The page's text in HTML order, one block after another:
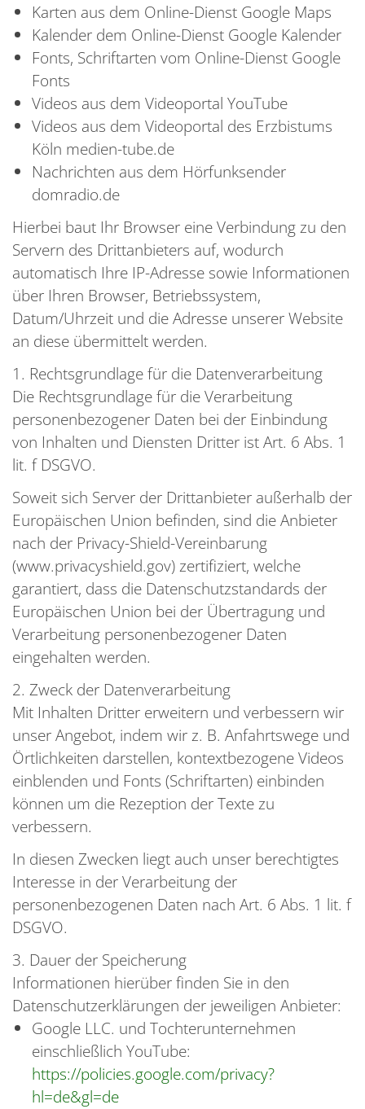
Karten aus dem Online-Dienst Google Maps
Kalender dem Online-Dienst Google Kalender
Fonts, Schriftarten vom Online-Dienst Google
Fonts
Videos aus dem Videoportal YouTube
Videos aus dem Videoportal des Erzbistums
Köln medien-tube.de
Nachrichten aus dem Hörfunksender
domradio.de
Hierbei baut Ihr Browser eine Verbindung zu den
Servern des Drittanbieters auf, wodurch
automatisch Ihre IP-Adresse sowie Informationen
über Ihren Browser, Betriebssystem,
Datum/Uhrzeit und die Adresse unserer Website
an diese übermittelt werden.
1. Rechtsgrundlage für die Datenverarbeitung
Die Rechtsgrundlage für die Verarbeitung
personenbezogener Daten bei der Einbindung
von Inhalten und Diensten Dritter ist Art. 6 Abs. 1
lit. f DSGVO.
Soweit sich Server der Drittanbieter außerhalb der
Europäischen Union befinden, sind die Anbieter
nach der Privacy-Shield-Vereinbarung
(www.privacyshield.gov) zertifiziert, welche
garantiert, dass die Datenschutzstandards der
Europäischen Union bei der Übertragung und
Verarbeitung personenbezogener Daten
eingehalten werden.
2. Zweck der Datenverarbeitung
Mit Inhalten Dritter erweitern und verbessern wir
unser Angebot, indem wir z. B. Anfahrtswege und
Örtlichkeiten darstellen, kontextbezogene Videos
einblenden und Fonts (Schriftarten) einbinden
können um die Rezeption der Texte zu
verbessern.
In diesen Zwecken liegt auch unser berechtigtes
Interesse in der Verarbeitung der
personenbezogenen Daten nach Art. 6 Abs. 1 lit. f
DSGVO.
3. Dauer der Speicherung
Informationen hierüber finden Sie in den
Datenschutzerklärungen der jeweiligen Anbieter:
Google LLC. und Tochterunternehmen
einschließlich YouTube:
https://policies.google.com/privacy?
hl=de&gl=de